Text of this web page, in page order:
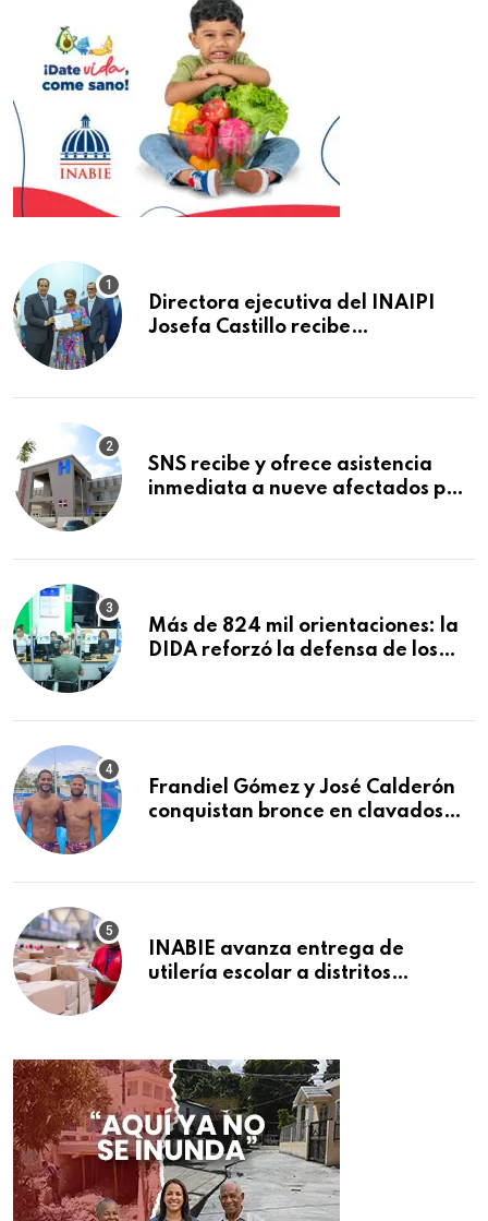
Directora ejecutiva del INAIPI
Josefa Castillo recibe
SNS recibe y ofrece asistencia
inmediata a nueve afectados por
Macorís
Más de 824 mil orientaciones: la
DIDA reforzó la defensa de los
Frandiel Gómez y José Calderón
conquistan bronce en clavados
INABIE avanza entrega de
utilería escolar a distritos